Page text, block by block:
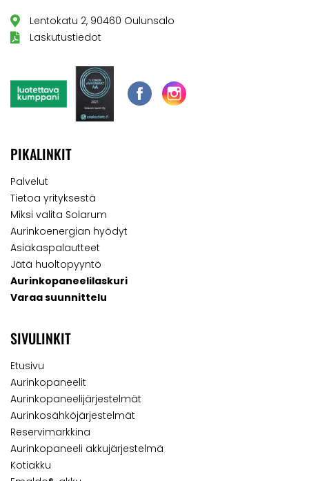
Lentokatu 2, 90460 Oulunsalo
Laskutustiedot
PIKALINKIT
Palvelut
Tietoa yrityksestä
Miksi valita Solarum
Aurinkoenergian hyödyt
Asiakaspalautteet
Jätä huoltopyyntö
Aurinkopaneelilaskuri
Varaa suunnittelu
SIVULINKIT
Etusivu
Aurinkopaneelit
Aurinkopaneelijärjestelmät
Aurinkosähköjärjestelmät
Reservimarkkina
Aurinkopaneeli akkujärjestelmä
Kotiakku